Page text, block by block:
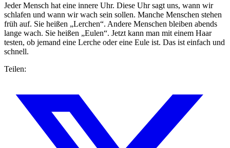
Jeder Mensch hat eine innere Uhr. Diese Uhr sagt uns, wann wir
schlafen und wann wir wach sein sollen. Manche Menschen stehen
früh auf. Sie heißen „Lerchen“. Andere Menschen bleiben abends
lange wach. Sie heißen „Eulen“. Jetzt kann man mit einem Haar
testen, ob jemand eine Lerche oder eine Eule ist. Das ist einfach und
schnell.
Teilen: